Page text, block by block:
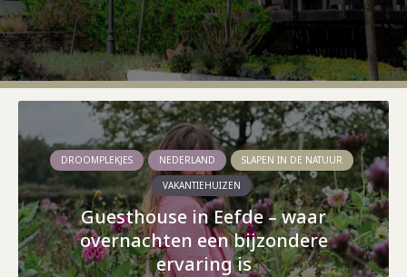
DROOMPLEKJES NEDERLAND
SLAPEN IN DE NATUUR
VAKANTIEHUIZEN
Guesthouse in Eefde – waar
overnachten een bijzondere
ervaring is